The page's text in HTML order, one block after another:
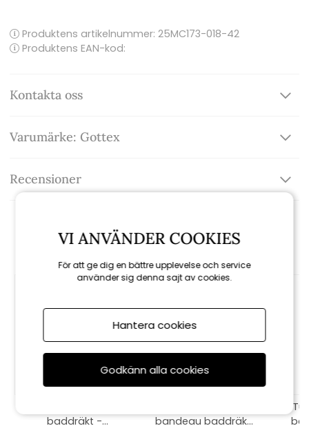
Produktens artikelnummer: 25MC173-018-42
Produktens EAN-kod:
Kontakta oss
Varumärke: Gottex
Recensioner
Rekommenderade tillbehör
baddräkt -
bandeau baddräkt
VI ANVÄNDER COOKIES
För att ge dig en bättre upplevelse och service
använder sig denna sajt av cookies.
Hantera cookies
Godkänn alla cookies